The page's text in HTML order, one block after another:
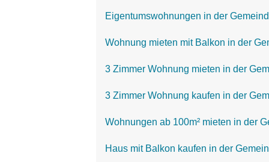
Eigentumswohnungen in der
Wohnung mieten mit Balkon in der
3 Zimmer Wohnung mieten in der
3 Zimmer Wohnung kaufen in der
Wohnungen ab 100m² mieten in der
Haus mit Balkon kaufen in der